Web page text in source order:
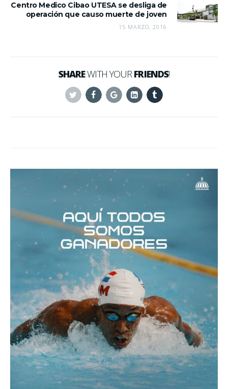
Centro Medico Cibao UTESA se desliga de
operación que causo muerte de joven
15 MARZO, 2016
SHAREWITH YOURFRIENDS!